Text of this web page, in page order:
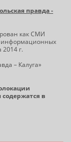
правда -
как СМИ
информационных
г.
– Калуга»
в